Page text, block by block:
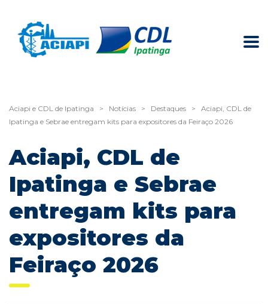
Aciapi e CDL de Ipatinga > Notícias > Destaques >
Aciapi, CDL de
Ipatinga e Sebrae entregam kits para expositores da Feiraço 2026
Aciapi, CDL de
Ipatinga e Sebrae
entregam kits para
expositores da
Feiraço 2026